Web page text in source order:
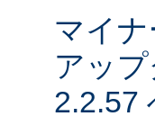
マイ
アッ
2.2.57